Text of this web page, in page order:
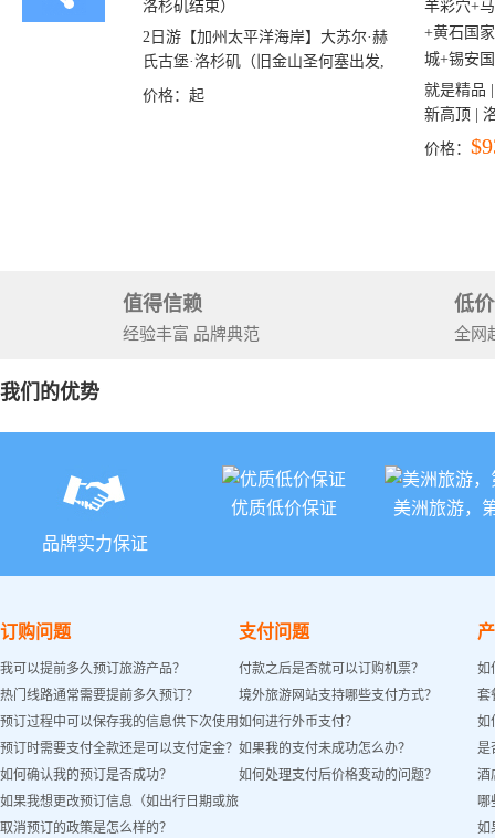
2日游【加州太平洋海岸】大苏尔·赫
氏古堡·洛杉矶（旧金山圣何塞出发,
洛杉矶结束）
价格： 起
就是精品
新高顶 |
彩穴+马
价格：
值得信赖
经验丰富 品牌典范
低
全网
我们的优势
品牌实力保证
优质低价保证 美洲旅游，
订购问题
我可以提前多久预订旅游产品？
热门线路通常需要提前多久预订？
预订过程中可以保存我的信息供下次使用
吗？
预订时需要支付全款还是可以支付定金？
如何确认我的预订是否成功？
如果我想更改预订信息（如出行日期或旅
客姓名）怎么办？
取消预订的政策是怎么样的？
支付问题
付款之后是否就可以订购机票？
境外旅游网站支持哪些支付方式？
如何进行外币支付？
如果我的支付未成功怎么办？
如何处理支付后价格变动的问题？
如
套
如
是
酒
哪
如